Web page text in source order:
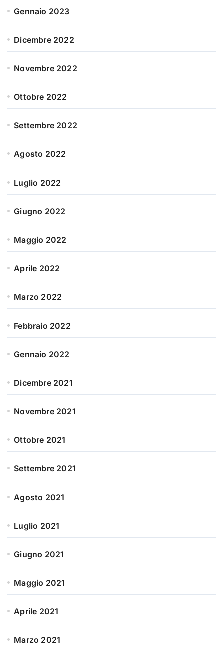
Gennaio 2023
Dicembre 2022
Novembre 2022
Ottobre 2022
Settembre 2022
Agosto 2022
Luglio 2022
Giugno 2022
Maggio 2022
Aprile 2022
Marzo 2022
Febbraio 2022
Gennaio 2022
Dicembre 2021
Novembre 2021
Ottobre 2021
Settembre 2021
Agosto 2021
Luglio 2021
Giugno 2021
Maggio 2021
Aprile 2021
Marzo 2021